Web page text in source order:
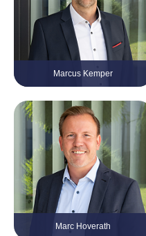
Marcus Kemper
Tel. 0 21 61 / 999 38 – 10
marcus.kemper@kvv-gruppe.com
Marc Hoverath